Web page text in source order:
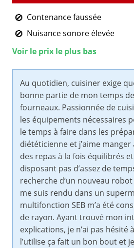
Contenance faussée
Nuisance sonore élevée
Voir le prix le plus bas
Au quotidien, cuisiner exige
bonne partie de mon temps
fourneaux. Passionnée de
les équipements nécessaires
le temps à faire dans les
diététicienne et j’aime
des repas à la fois équilibrés
disposant pas d’assez de
recherche d’un nouveau
me suis rendu dans un
multifonction SEB m’a été
de rayon. Ayant trouvé mon
explications, je n’ai pas hésité
l’utilise ça fait un bon bout et